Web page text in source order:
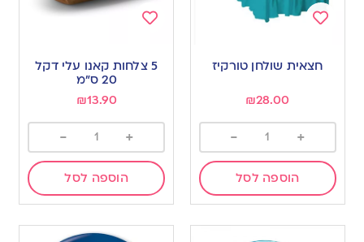
חצאית שולחן טורקיז
₪28.00
+
-
הוספה לסל
to5 צלחות קאנו עלי דקל
20 ס”מ
₪13.90
+
-
הוספה לסל